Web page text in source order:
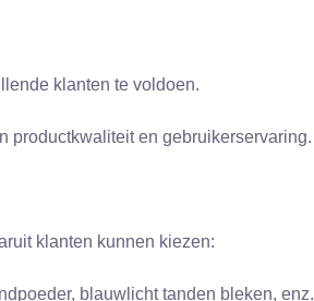
klanten te voldoen.
productkwaliteit en gebruikerservaring.
klanten kunnen kiezen:
blauwlicht tanden bleken, enz.